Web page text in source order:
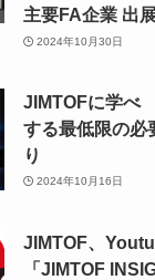
主要FA企業 出展
2024年10月30日
JIMTOFに学べ
する最低限の必
り
2024年10月16日
JIMTOF、
「JIMTOF